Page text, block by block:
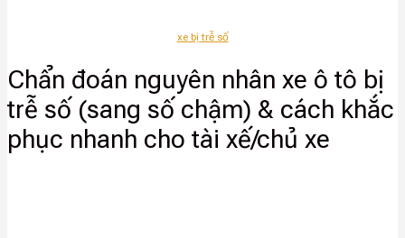
xe bị trễ số
Chẩn đoán nguyên nhân xe ô tô bị
trễ số (sang số chậm) & cách khắc
phục nhanh cho tài xế/chủ xe